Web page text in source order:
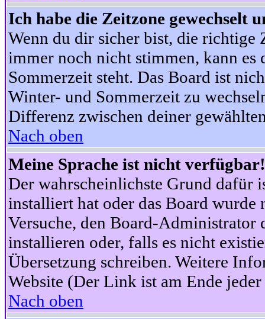
Ich habe die Zeitzone gewechselt
Wenn du dir sicher bist, die richtige
immer noch nicht stimmen, kann es
Sommerzeit steht. Das Board ist
Winter- und Sommerzeit zu
Differenz zwischen deiner
Nach oben
Meine Sprache ist nicht verfügbar!
Der wahrscheinlichste Grund dafür
installiert hat oder das Board wurde
Versuche, den Board-Administrator
installieren oder, falls es nicht
Übersetzung schreiben. Weitere
Website (Der Link ist am Ende jeder
Nach oben